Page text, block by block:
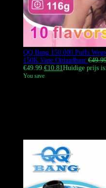
QQ Bang 150.000 Puffs
150K Vape Oplaadbaar €
€49.99.€10.81Huidige prijs
You save